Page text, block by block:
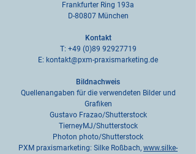
Frankfurter Ring 193a
D-80807 München
Kontakt
T: +49 (0)89 92927719
E: kontakt@pxm-praxismarketing.de
Bildnachweis
Quellenangaben für die verwendeten Bilder und
Grafiken
Gustavo Frazao/Shutterstock
TierneyMJ/Shutterstock
Photon photo/Shutterstock
PXM praxismarketing: Silke Roßbach, www.silke-